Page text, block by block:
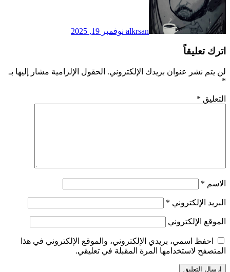
alkrsan نوفمبر 19, 2025
اترك تعليقاً
لن يتم نشر عنوان بريدك الإلكتروني. الحقول الإلزامية مشار إليها بـ
*
التعليق *
الاسم *
البريد الإلكتروني *
الموقع الإلكتروني
احفظ اسمي، بريدي الإلكتروني، والموقع الإلكتروني في هذا
المتصفح لاستخدامها المرة المقبلة في تعليقي.